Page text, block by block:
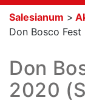
Salesianum >
Don Bosco
Don
2020